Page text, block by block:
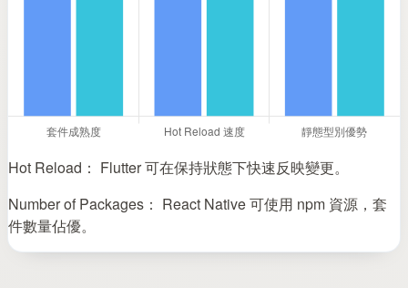
Hot Reload： Flutter 可在保持狀態下快速反映變更。
Number of Packages： React Native 可使用 npm 資源，套
件數量佔優。